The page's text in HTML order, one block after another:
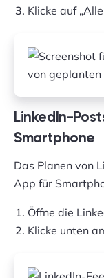
Klicke auf
LinkedIn-
Smartphone
Das Planen von
App für
Öffne die
Klicke unten